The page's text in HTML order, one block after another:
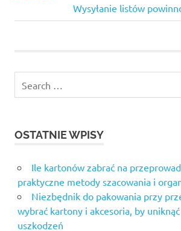
Next
Post:
Wysyłanie listów
for:
OSTATNIE WPISY
Ile kartonów zabrać na
praktyczne metody szacowania i
Niezbędnik do pakowania przy
wybrać kartony i akcesoria, by
uszkodzeń